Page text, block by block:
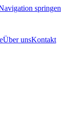
springen
Über unsKontakt